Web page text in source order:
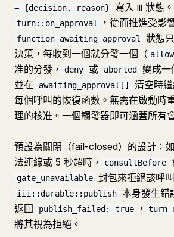
= {decision, reason}
寫入 iii 狀態
turn::on_approval ，從而推進受影
function_awaiting_approval
狀態
決策，每收到一個就分發一個（ allow
准的分發，
deny 或 aborted
變成一
並在
awaiting_approval[]
清空時
每個呼叫的恢復函數。無需在啟動時
理的核准。一個觸發器即可涵蓋所有
預設為關閉（fail-closed）的設計：
法連線或 5 秒超時，
consultBefore
gate_unavailable 封包來拒絕該呼
iii::durable::publish 本身發生錯
返回
publish_failed: true ， turn-
將其視為拒絕。